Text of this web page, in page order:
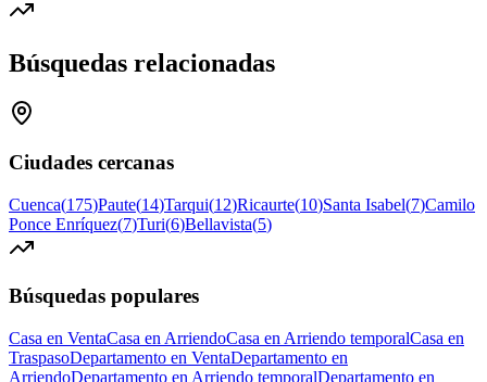
Búsquedas relacionadas
Ciudades cercanas
Cuenca(175)Paute(14)Tarqui(12)Ricaurte(10)Santa Isabel(7)Camilo
Ponce Enríquez(7)Turi(6)Bellavista(5)
Búsquedas populares
Casa en VentaCasa en ArriendoCasa en Arriendo temporalCasa en
TraspasoDepartamento en VentaDepartamento en
ArriendoDepartamento en Arriendo temporalDepartamento en